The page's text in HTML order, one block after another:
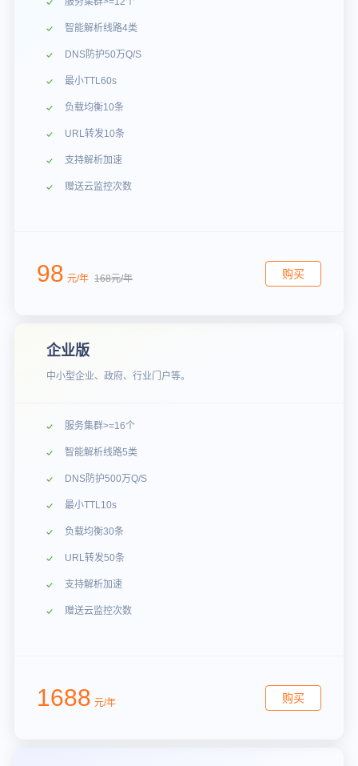
智能解析线路4类
DNS防护50万Q/S
最小TTL60s
负载均衡10条
URL转发10条
支持解析加速
赠送云监控次数
98 元/年 168元/年 购买
企业版
中小型企业、政府、行业门户等。
服务集群>=16个
智能解析线路5类
DNS防护500万Q/S
最小TTL10s
负载均衡30条
URL转发50条
支持解析加速
赠送云监控次数
1688 元/年 购买